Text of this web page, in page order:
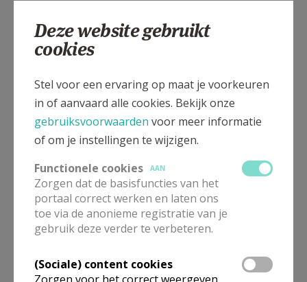
websites:
Toerisme Vlaams-Brabant – Abdij van
Grimbergen:
klik hier
Virtueel Museum Grimbergen:
Deze website gebruikt
cookies
Stel voor een ervaring op maat je voorkeuren
in of aanvaard alle cookies. Bekijk onze
gebruiksvoorwaarden voor meer informatie
of om je instellingen te wijzigen.
Functionele cookies
AAN
Zorgen dat de basisfuncties van het
portaal correct werken en laten ons
toe via de anonieme registratie van je
gebruik deze verder te verbeteren.
(Sociale) content cookies